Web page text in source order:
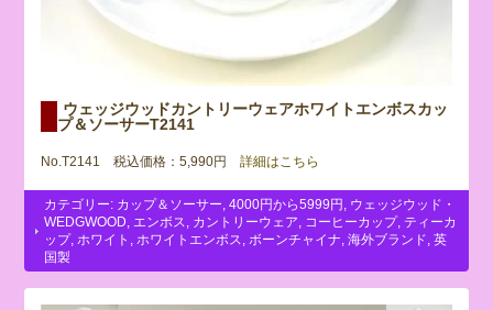
ウェッジウッドカントリーウェアホワイトエンボスカッ
プ＆ソーサーT2141
No.T2141 税込価格：5,990円 詳細はこちら
カテゴリー: カップ＆ソーサー ,4000円から5999円
ウェッジウッド・
WEDGWOOD
エンボス カントリーウェア コーヒーカップ, ティーカ
ップ, ホワイト ホワイトエンボス ボーンチャイナ ,海外ブランド ,英
国製